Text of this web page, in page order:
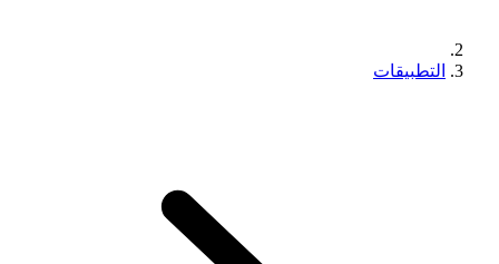
التطبيقات